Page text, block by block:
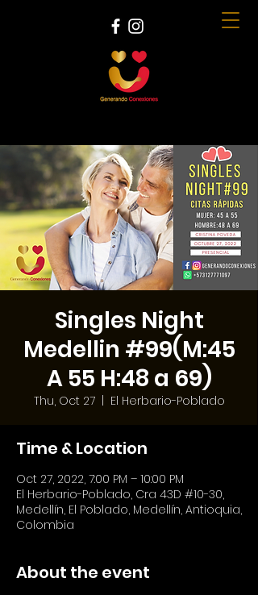
Singles Night
Medellin #99(M:45
A 55 H:48 a 69)
Thu, Oct 27
  |
El Herbario-Poblado
Time & Location
Oct 27, 2022, 7:00 PM – 10:00 PM
El Herbario-Poblado, Cra 43D #10-30,
Medellín, El Poblado, Medellín, Antioquia,
Colombia
About the event